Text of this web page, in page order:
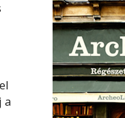
a